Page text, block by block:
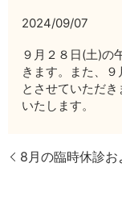
2024/09/07
９月２８日(土)の
きます。また、
とさせていただ
いたします。
8月の臨時休診